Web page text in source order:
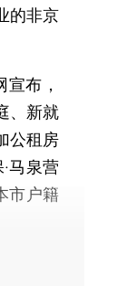
的非京
布，
、新就
公租房
马泉营
市户籍